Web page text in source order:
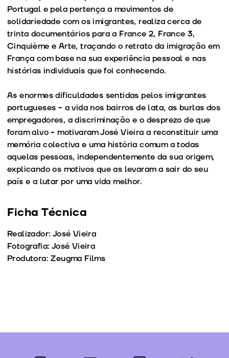
Portugal e pela pertença a movimentos de
solidariedade com os imigrantes, realiza cerca de
trinta documentários para a France 2, France 3,
Cinquième e Arte, traçando o retrato da imigração em
França com base na sua experiência pessoal e nas
histórias individuais que foi conhecendo.
As enormes dificuldades sentidas pelos imigrantes
portugueses - a vida nos bairros de lata, as burlas dos
empregadores, a discriminação e o desprezo de que
foram alvo - motivaram José Vieira a reconstituir uma
memória colectiva e uma história comum a todas
aquelas pessoas, independentemente da sua origem,
explicando os motivos que as levaram a sair do seu
país e a lutar por uma vida melhor.
Ficha Técnica
Realizador: José Vieira
Fotografia: José Vieira
Produtora: Zeugma Films